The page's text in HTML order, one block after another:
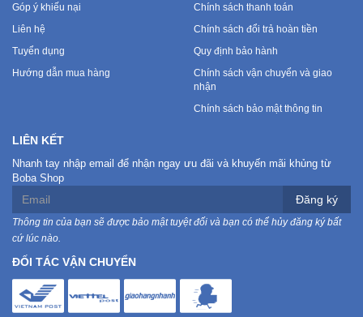
Góp ý khiếu nại
Liên hệ
Tuyển dụng
Hướng dẫn mua hàng
Chính sách thanh toán
Chính sách đổi trả hoàn tiền
Quy định bảo hành
Chính sách vận chuyển và giao
nhận
Chính sách bảo mật thông tin
LIÊN KẾT
Nhanh tay nhập email để nhận ngay ưu đãi và khuyến mãi khủng từ
Boba Shop
Đăng ký
Thông tin của bạn sẽ được bảo mật tuyệt đối và bạn có thể hủy đăng ký bất
cứ lúc nào.
ĐỐI TÁC VẬN CHUYỂN